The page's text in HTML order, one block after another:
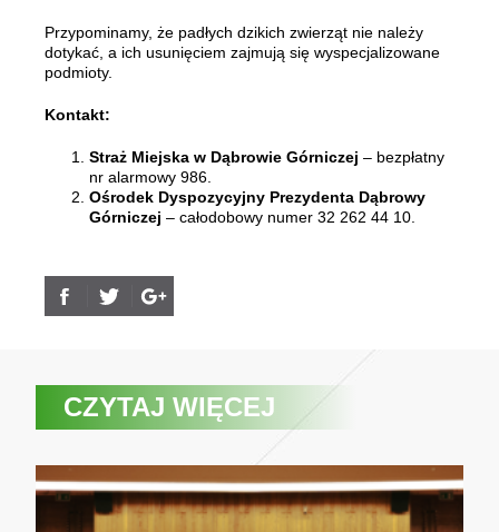
Przypominamy, że padłych dzikich zwierząt nie należy
dotykać, a ich usunięciem zajmują się wyspecjalizowane
podmioty.
Kontakt:
Straż Miejska w Dąbrowie Górniczej – bezpłatny
nr alarmowy 986.
Ośrodek Dyspozycyjny Prezydenta Dąbrowy
Górniczej – całodobowy numer 32 262 44 10.
CZYTAJ WIĘCEJ